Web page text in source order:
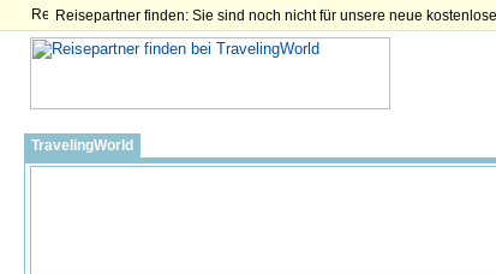
Reisepartner finden: Sie sind noch nicht für unsere neue
TravelingWorld